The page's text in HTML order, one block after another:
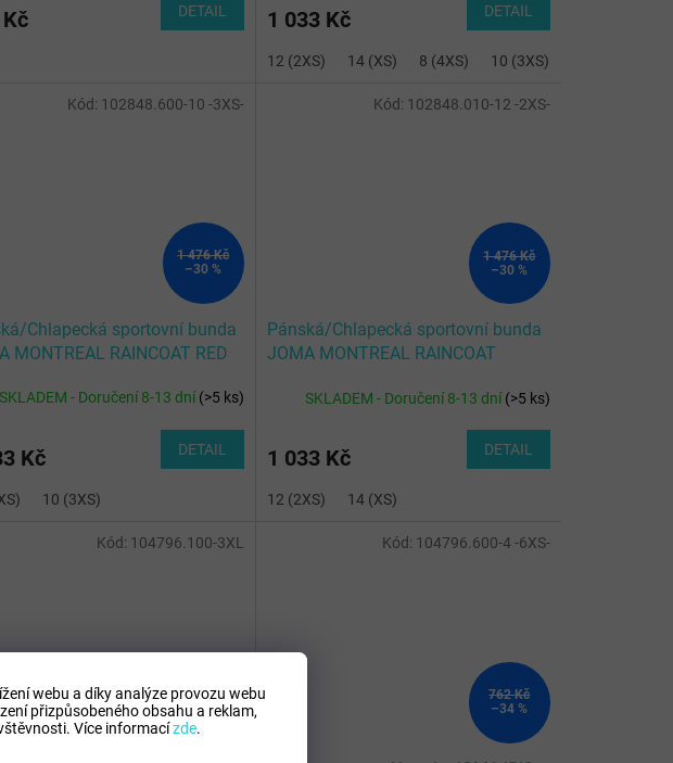
webu a díky analýze provozu webu
přizpůsobeného obsahu a reklam,
Více informacízde.
DETAIL 1 033 Kč DETAIL
12 (2XS) 14 (XS) 8 (4XS) 10 (3XS)
1 476 Kč
–30 %
Chlapecká sportovní bunda
MONTREAL RAINCOAT RED
SKLADEM - Doručení 8-13 dní(>5 ks)
Kč DETAIL
10 (3XS)
Kód: 102848.600-10 -3XS-
1 476 Kč
–30 %
Pánská/Chlapecká sportovní bunda
JOMA MONTREAL RAINCOAT
SKLADEM - Doručení 8-13 dní(>5 ks)
1 033 Kč DETAIL
12 (2XS) 14 (XS)
Kód: 102848.010-12 -2XS-
762 Kč
–34 %
Kód: 104796.100-3XL
762 Kč
–34 %
Kód: 104796.600-4 -6XS-